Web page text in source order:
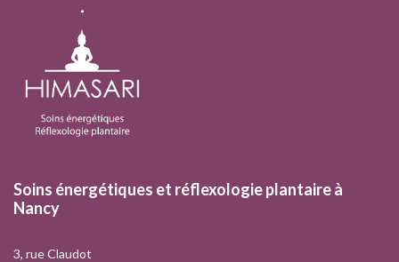
Soins énergétiques et réflexologie plantaire à
Nancy
3, rue Claudot